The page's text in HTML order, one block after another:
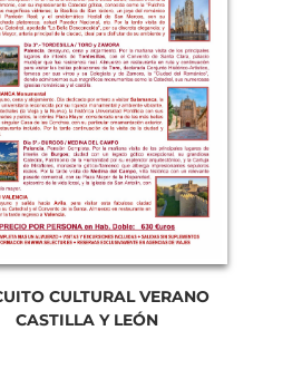
CULTURAL VERANO
CASTILLA Y LEÓN